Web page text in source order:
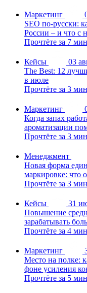
Маркетинг
SEO по-русски:
России – и что с
Прочтёте за 7
Кейсы
03
The Best: 12
в июле
Прочтёте за 3
Маркетинг
Когда запах
ароматизации
Прочтёте за 3
Менеджмент
Новая форма
маркировке: что
Прочтёте за 3
Кейсы
31
Повышение
зарабатывать
Прочтёте за 4
Маркетинг
Место на полке:
фоне усиления
Прочтёте за 5